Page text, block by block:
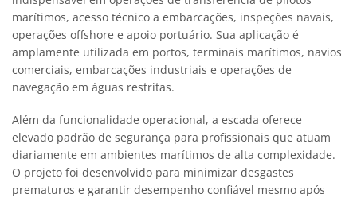
marítimos, acesso técnico a embarcações, inspeções navais,
operações offshore e apoio portuário. Sua aplicação é
amplamente utilizada em portos, terminais marítimos, navios
comerciais, embarcações industriais e operações de
navegação em águas restritas.
Além da funcionalidade operacional, a escada oferece
elevado padrão de segurança para profissionais que atuam
diariamente em ambientes marítimos de alta complexidade.
O projeto foi desenvolvido para minimizar desgastes
prematuros e garantir desempenho confiável mesmo após